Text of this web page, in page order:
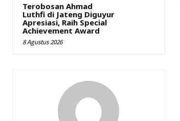
Terobosan Ahmad
Luthfi di Jateng Diguyur
Apresiasi, Raih Special
Achievement Award
8 Agustus 2026